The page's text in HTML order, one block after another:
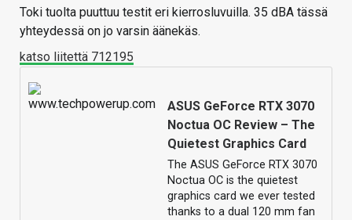
Toki tuolta puuttuu testit eri kierrosluvuilla. 35 dBA tässä
yhteydessä on jo varsin äänekäs.
katso liitettä 712195
ASUS GeForce RTX 3070
Noctua OC Review – The
Quietest Graphics Card
The ASUS GeForce RTX 3070
Noctua OC is the quietest
graphics card we ever tested
thanks to a dual 120 mm fan